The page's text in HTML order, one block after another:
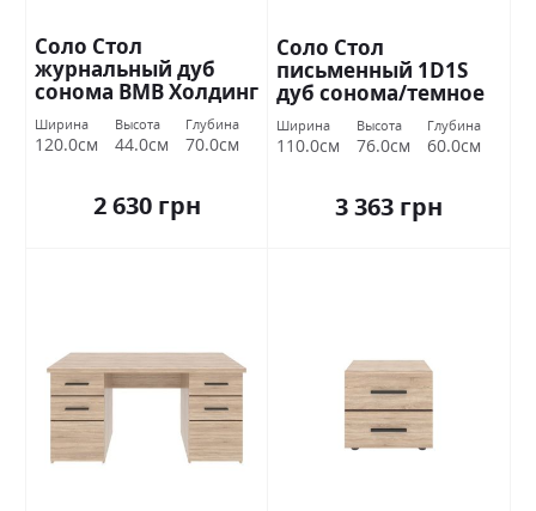
Соло Стол
журнальный дуб
сонома ВМВ Холдинг
Ширина
120.0см
Высота
44.0см
Глубина
70.0см
2 630 грн
Соло Стол
письменный 1D1S
дуб сонома/темное
венге ВМВ Холдинг
Ширина
110.0см
Высота
76.0см
Глубина
60.0см
3 363 грн